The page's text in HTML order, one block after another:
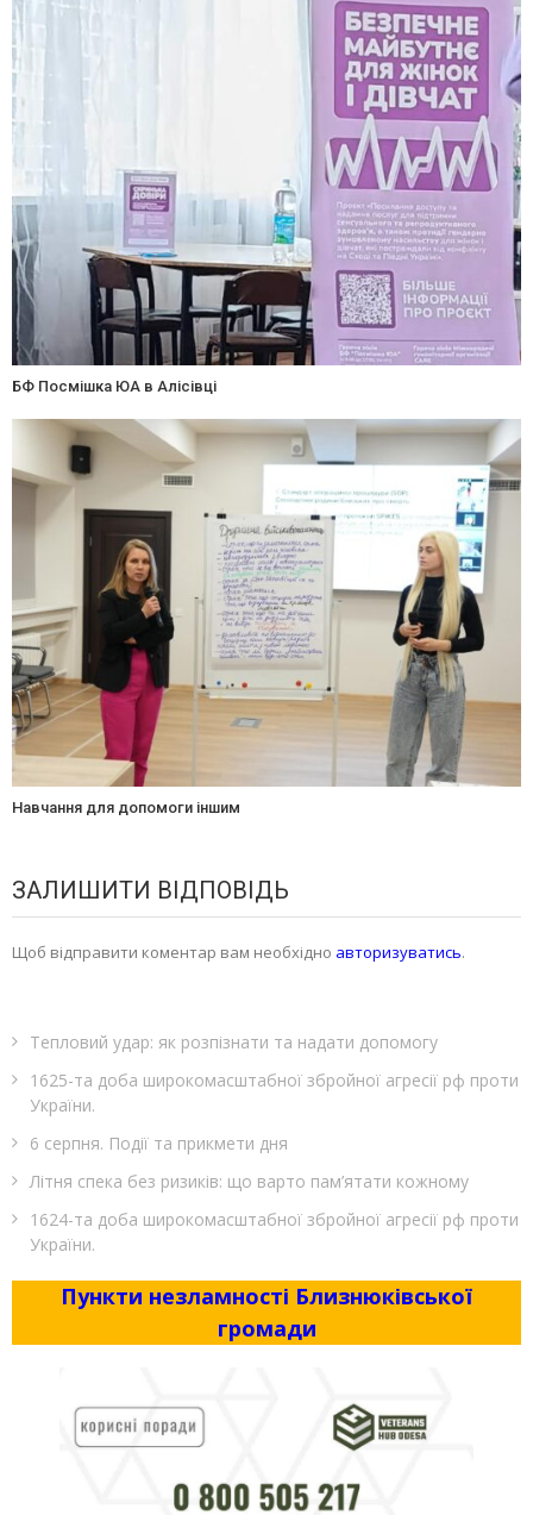
БФ Посмішка ЮА в Алісівці
Навчання для допомоги іншим
ЗАЛИШИТИ ВІДПОВІДЬ
Щоб відправити коментар вам необхідно авторизуватись.
Тепловий удар: як розпізнати та надати допомогу
1625-та доба широкомасштабної збройної агресії рф проти
України.
6 серпня. Події та прикмети дня
Літня спека без ризиків: що варто пам’ятати кожному
1624-та доба широкомасштабної збройної агресії рф проти
України.
Пункти незламності Близнюківської
громади